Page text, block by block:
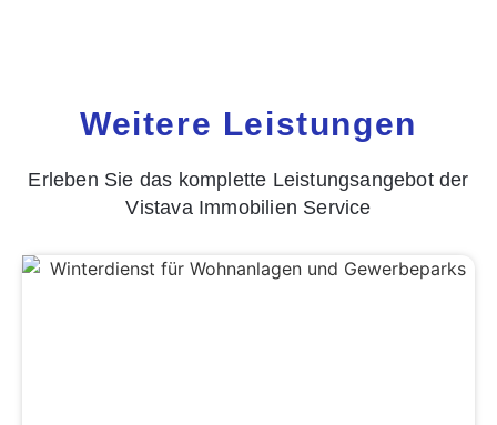
Weitere Leistungen
Erleben Sie das komplette Leistungsangebot der
Vistava Immobilien Service